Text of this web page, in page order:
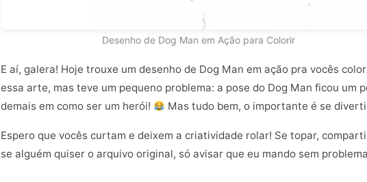
Desenho de Dog Man em Ação para Colorir
E aí, galera! Hoje trouxe um desenho de Dog Man em ação pra vocês
essa arte, mas teve um pequeno problema: a pose do Dog Man ficou um
demais em como ser um herói!
Mas tudo bem, o importante é se
Espero que vocês curtam e deixem a criatividade rolar! Se topar,
se alguém quiser o arquivo original, só avisar que eu mando sem